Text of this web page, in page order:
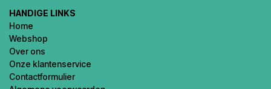
HANDIGE LINKS
Home
Webshop
Over ons
Onze klantenservice
Contactformulier